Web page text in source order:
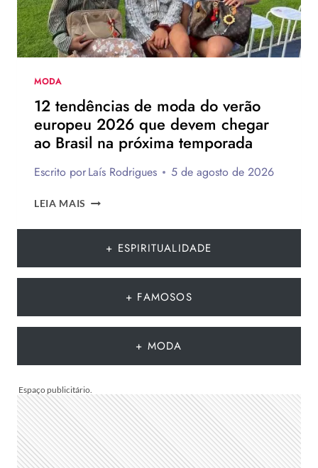
MODA
12 tendências de moda do verão
europeu 2026 que devem chegar
ao Brasil na próxima temporada
Escrito porLaís Rodrigues 5 de agosto de 2026
LEIA MAIS
DE
MODA
QUE
AO
NA
PRÓXIMA
TEMPORADA
+ ESPIRITUALIDADE
+ FAMOSOS
+ MODA